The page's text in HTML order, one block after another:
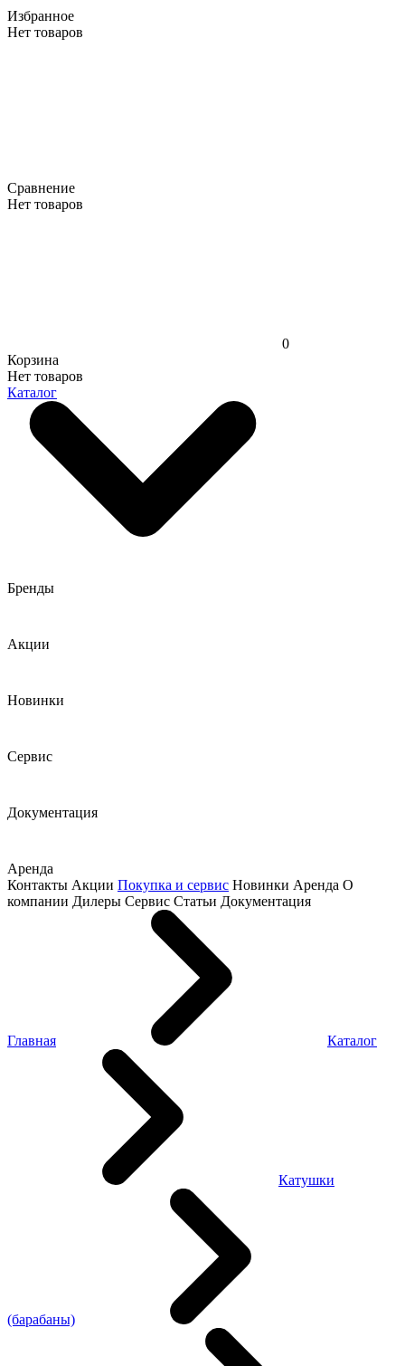
Избранное
Нет товаров
Сравнение
Нет товаров
0
Корзина
Нет товаров
Каталог
Бренды
Акции
Новинки
Сервис
Документация
Аренда
Контакты Акции Покупка и сервис Новинки Аренда О
компании Дилеры Сервис Статьи Документация
Главная Каталог
Катушки
(барабаны)